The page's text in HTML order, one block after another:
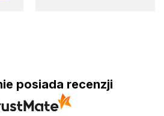
posiada recenzji